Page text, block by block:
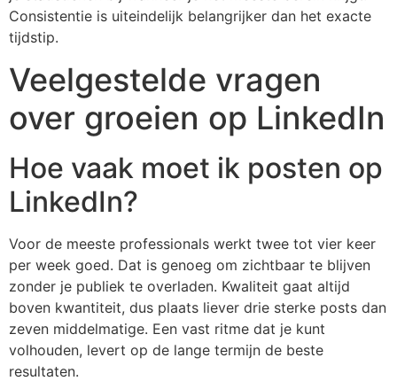
Consistentie is uiteindelijk belangrijker dan het exacte
tijdstip.
Veelgestelde vragen
over groeien op LinkedIn
Hoe vaak moet ik posten op
LinkedIn?
Voor de meeste professionals werkt twee tot vier keer
per week goed. Dat is genoeg om zichtbaar te blijven
zonder je publiek te overladen. Kwaliteit gaat altijd
boven kwantiteit, dus plaats liever drie sterke posts dan
zeven middelmatige. Een vast ritme dat je kunt
volhouden, levert op de lange termijn de beste
resultaten.